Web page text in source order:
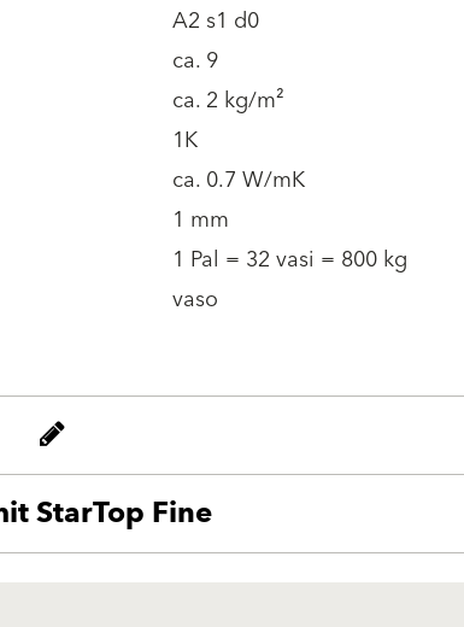
A2 s1 d0
ca. 9
ca. 2 kg/m²
1K
ca. 0.7 W/mK
1 mm
1 Pal = 32 vasi = 800 kg
vaso
StarTop Fine